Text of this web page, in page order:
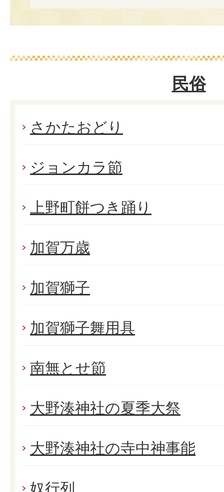
民俗
さかたおどり
ジョンカラ節
上野町餅つき踊り
加賀万歳
加賀獅子
加賀獅子舞用具
南無とせ節
大野湊神社の夏季大祭
大野湊神社の寺中神事能
奴行列